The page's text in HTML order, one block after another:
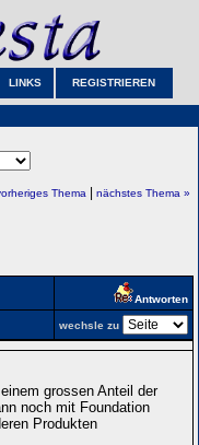
LINKS REGISTRIEREN
Thema nächstes Thema »
Antworten
wechsle zu
grossen Anteil der
noch mit Foundation
Produkten